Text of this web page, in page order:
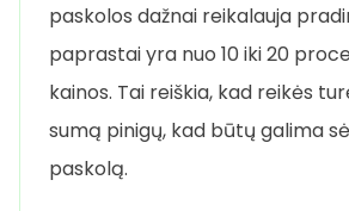
paskolos dažnai reikalauja
paprastai yra nuo 10 iki 20
kainos. Tai reiškia, kad reikės
sumą pinigų, kad būtų galima
paskolą.